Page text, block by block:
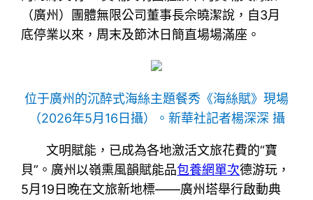
（廣州）團體無限公司董事長佘曉潔說，自3月
底停業以來，周末及節沐日簡直場場滿座。
位于廣州的沉醉式海絲主題餐秀《海絲賦》現場
（2026年5月16日攝）。新華社記者楊深深 攝
文明賦能，已成為各地激活文旅花費的“寶
貝”。廣州以嶺熏風韻賦能品包養網單次德游玩，
5月19日晚在文旅新地標——廣州塔舉行啟動典